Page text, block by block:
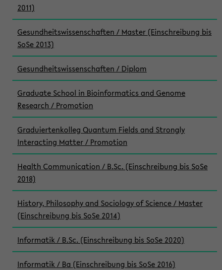
2011)
Gesundheitswissenschaften / Master (Einschreibung bis
SoSe 2013)
Gesundheitswissenschaften / Diplom
Graduate School in Bioinformatics and Genome
Research / Promotion
Graduiertenkolleg Quantum Fields and Strongly
Interacting Matter / Promotion
Health Communication / B.Sc. (Einschreibung bis SoSe
2018)
History, Philosophy and Sociology of Science / Master
(Einschreibung bis SoSe 2014)
Informatik / B.Sc. (Einschreibung bis SoSe 2020)
Informatik / Ba (Einschreibung bis SoSe 2016)